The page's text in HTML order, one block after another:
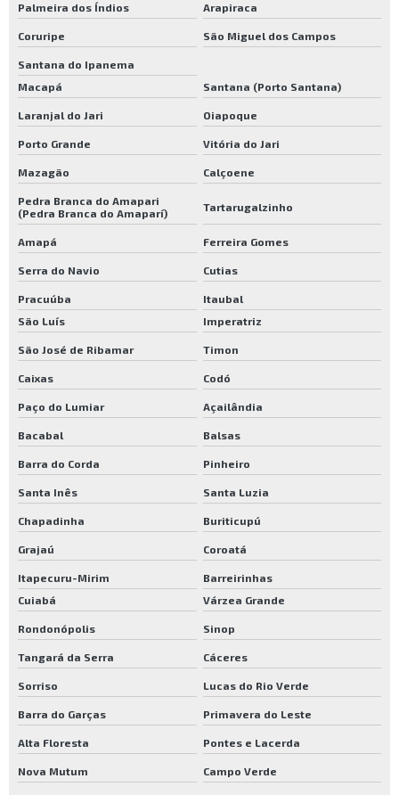
Palmeira dos Índios Arapiraca
Coruripe São Miguel dos Campos
Santana do Ipanema
Macapá
Santana (Porto Santana)
Laranjal do Jari Oiapoque
Porto Grande Vitória do Jari
Mazagão Calçoene
Pedra Branca do Amapari
(Pedra Branca do Amaparí)
Tartarugalzinho
Amapá Ferreira Gomes
Serra do Navio Cutias
Pracuúba
Itaubal
São Luís
Imperatriz
São José de Ribamar Timon
Caixas Codó
Paço do Lumiar Açailândia
Bacabal Balsas
Barra do Corda Pinheiro
Santa Inês Santa Luzia
Chapadinha Buriticupú
Grajaú Coroatá
Itapecuru-Mirim
Barreirinhas
Cuiabá
Várzea Grande
Rondonópolis Sinop
Tangará da Serra Cáceres
Sorriso Lucas do Rio Verde
Barra do Garças Primavera do Leste
Alta Floresta Pontes e Lacerda
Nova Mutum Campo Verde